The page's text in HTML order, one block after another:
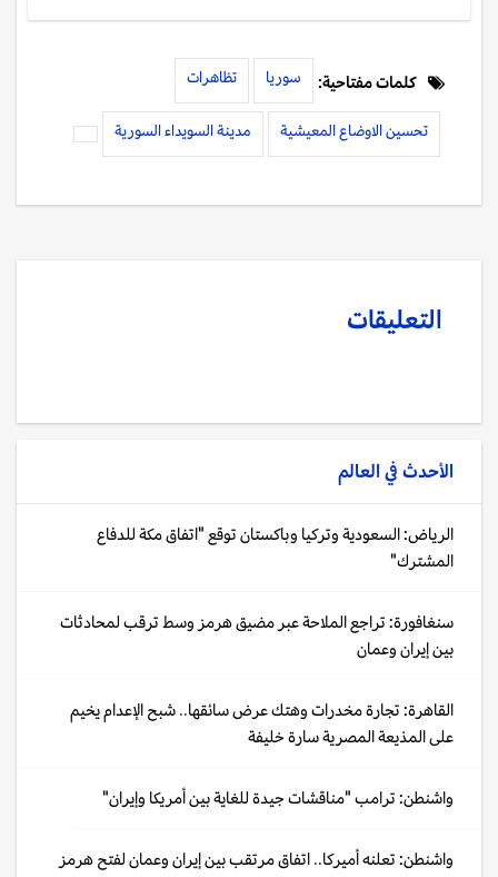
كلمات مفتاحية: سوريا تظاهرات
تحسين الاوضاع المعيشية مدينة السويداء السورية
التعليقات
الأحدث في العالم
الرياض: السعودية وتركيا وباكستان توقع "اتفاق مكة للدفاع
المشترك"
سنغافورة: تراجع الملاحة عبر مضيق هرمز وسط ترقب لمحادثات
بين إيران وعمان
القاهرة: تجارة مخدرات وهتك عرض سائقها.. شبح الإعدام يخيم
على المذيعة المصرية سارة خليفة
واشنطن: ترامب "مناقشات جيدة للغاية بين أمريكا وإيران"
واشنطن: تعلنه أميركا.. اتفاق مرتقب بين إيران وعمان لفتح هرمز